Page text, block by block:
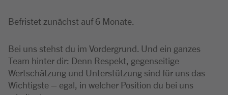
Befristet zunächst auf 6 Monate.
Bei uns stehst du im Vordergrund. Und ein ganzes
Team hinter dir: Denn Respekt, gegenseitige
Wertschätzung und Unterstützung sind für uns das
Wichtigste – egal, in welcher Position du bei uns